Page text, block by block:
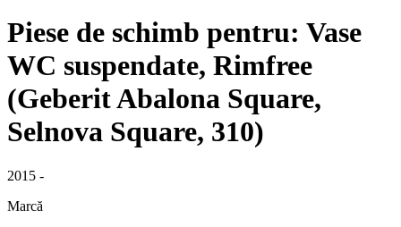
Piese de schimb pentru: Vase
WC suspendate, Rimfree
(Geberit Abalona Square,
Selnova Square, 310)
2015 -
Marcă